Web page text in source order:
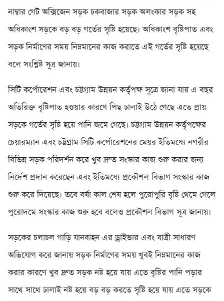
নাম্বার গেট অক্সিজেন সড়ক চকবাজার সড়ক অলংকার সড়ক সহ
অধিকাংশ সড়কে বড় বড় গর্তের সৃষ্টি হয়েছে। অধিকাংশ বৃষ্টিপাত এবং
সড়ক নির্মাণের সময় নিম্নমানের কাজ করাতে এই গর্তের সৃষ্টি হয়েছে
বলে সংশ্লিষ্ট সূত্র জানায়।
সিটি কর্পোরেশন এবং চট্টগ্রাম উন্নয়ন কর্তৃপক্ষ সূত্রে জানা যায় এ বছর
অতিরিক্ত বৃষ্টিপাত হওয়ার কারণে পিছ ঢালাই উঠে গেছে এতে প্রায়
সড়কে গর্তের সৃষ্টি হয়ে পানি জমে গেছে। চট্টগ্রাম উন্নয়ন কর্তৃপক্ষের
চেয়ারম্যান এবং চট্টগ্রাম সিটি কর্পোরেশনের মেয়র ইতিমধ্যে নগরীর
বিভিন্ন সড়ক পরিদর্শন করে খুব দ্রুত সংস্কার কাজ শুরু করার জন্য
নির্দেশ প্রদান করেছেন এবং ইতিমধ্যে প্রকৌশল বিভাগ সংস্কার কাজ
শুরু করে দিয়েছে। তবে বর্ষা কাল শেষ হলে পুরোপুরি বৃষ্টি থেমে গেলে
পুরোদমে সংস্কার কাজ শুরু হবে বলেও প্রকৌশল বিভাগ সূত্র জানায়।
সড়কের চলাচল গাড়ি যানবাহন এর ড্রাইভার এবং যাত্রী সাধারণ
অভিযোগ করে জানায় সড়ক নির্মাণের সময় খুবই নিম্নমানের কাজ
করার কারণে খুব দ্রুত সড়ক নষ্ট হয়ে যায় এতে বৃষ্টির পানি পড়ার
সাথে সাথে ঢালাই নষ্ট হয়ে বড় বড় করতে সৃষ্টি হয়ে যায় এতে সড়কে